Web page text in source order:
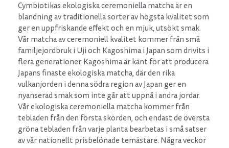
Cymbiotikas ekologiska ceremoniella matcha är en
blandning av traditionella sorter av högsta kvalitet som
ger en uppfriskande effekt och en mjuk, utsökt smak.
Vår matcha av ceremoniell kvalitet kommer från små
familjejordbruk i Uji och Kagoshima i Japan som drivits i
flera generationer. Kagoshima är känt för att producera
Japans finaste ekologiska matcha, där den rika
vulkanjorden i denna södra region av Japan ger en
nyanserad smak som inte går att uppnå i andra jordar.
Vår ekologiska ceremoniella matcha kommer från
tebladen från den första skörden, och endast de översta
gröna tebladen från varje planta bearbetas i små satser
av vår nationellt prisbelönade temästare. Några veckor